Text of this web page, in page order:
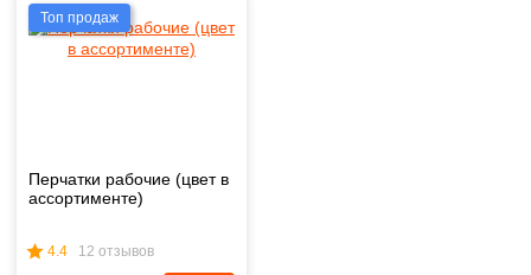
Топ продаж
Перчатки рабочие (цвет в
ассортименте)
4.4 12 отзывов